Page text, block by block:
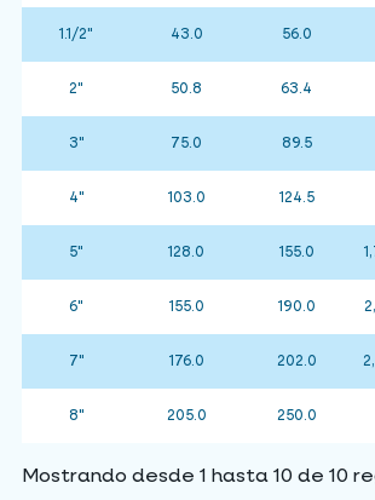
1.1/2" 43.0 56.0
2" 50.8 63.4
3" 75.0 89.5
4" 103.0 124.5
5" 128.0 155.0
6" 155.0 190.0
7" 176.0 202.0
8" 205.0 250.0
Mostrando desde 1 hasta 10 de 10